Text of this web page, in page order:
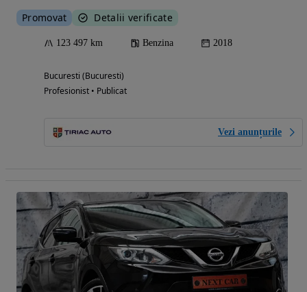
Promovat Detalii verificate
123 497 km Benzina 2018
Bucuresti (Bucuresti)
Profesionist • Publicat
Vezi anunțurile